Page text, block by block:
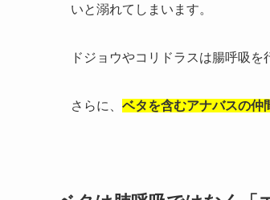
いと溺れてしまいます。
ドジョウやコリドラスは腸呼吸
さらに、 ベタを含むアナバスの仲